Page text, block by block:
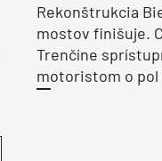
Rekonštrukcia
mostov finišuje.
Trenčíne
motoristom o pol